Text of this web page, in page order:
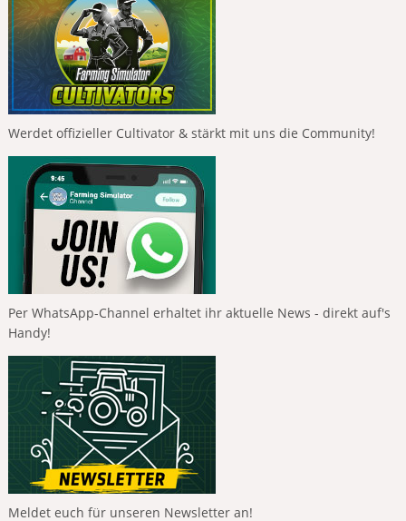
Werdet offizieller Cultivator & stärkt mit uns die Community!
Per WhatsApp-Channel erhaltet ihr aktuelle News - direkt auf's
Handy!
Meldet euch für unseren Newsletter an!